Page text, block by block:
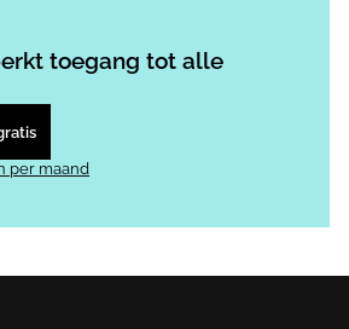
toegang tot alle
per maand